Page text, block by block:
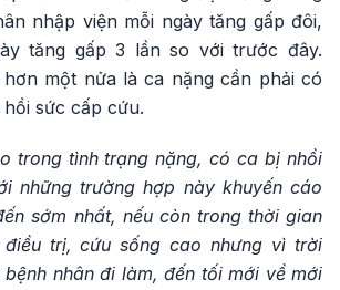
nhập viện mỗi ngày tăng gấp đôi,
tăng gấp 3 lần so với trước đây.
một nửa là ca nặng cần phải có
sức cấp cứu.
trong tình trạng nặng, có ca bị nhồi
những trường hợp này khuyến cáo
sớm nhất, nếu còn trong thời gian
trị, cứu sống cao nhưng vì trời
nhân đi làm, đến tối mới về mới